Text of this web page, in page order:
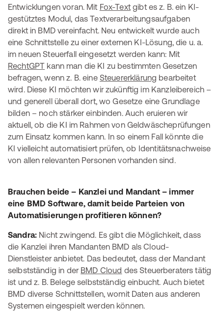
Entwicklungen voran. Mit Fox-Textgibt es z. B. ein KI-
gestütztes Modul, das Textverarbeitungsaufgaben
direkt in BMD vereinfacht. Neu entwickelt wurde auch
eine Schnittstelle zu einer externen KI-Lösung, die u. a.
im neuen Steuerfall eingesetzt werden kann: Mit
RechtGPT kann man die KI zu bestimmten Gesetzen
befragen, wenn z. B. eine Steuererklärung bearbeitet
wird. Diese KI möchten wir zukünftig im Kanzleibereich –
und generell überall dort, wo Gesetze eine Grundlage
bilden – noch stärker einbinden. Auch eruieren wir
aktuell, ob die KI im Rahmen von Geldwäscheprüfungen
zum Einsatz kommen kann. In so einem Fall könnte die
KI vielleicht automatisiert prüfen, ob Identitätsnachweise
von allen relevanten Personen vorhanden sind.
Brauchen beide – Kanzlei und Mandant – immer
eine BMD Software, damit beide Parteien von
Automatisierungen profitieren können?
Sandra: Nicht zwingend. Es gibt die Möglichkeit, dass
die Kanzlei ihren Mandanten BMD als Cloud-
Dienstleister anbietet. Das bedeutet, dass der Mandant
selbstständig in der BMD Cloud des Steuerberaters tätig
ist und z. B. Belege selbstständig einbucht. Auch bietet
BMD diverse Schnittstellen, womit Daten aus anderen
Systemen eingespielt werden können.